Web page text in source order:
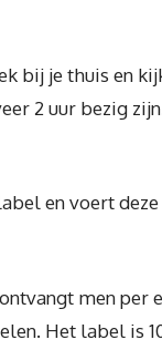
bij je thuis en
2 uur bezig
en voert
men
Het label is